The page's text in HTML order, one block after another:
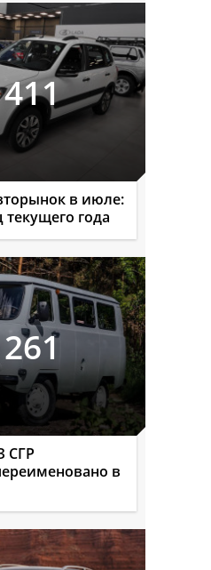
411
в июле:
года
261
СГР
в